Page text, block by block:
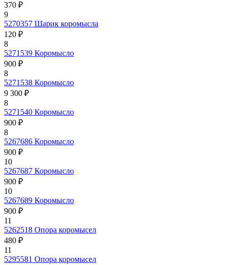
370 ₽
9
5270357 Шарик коромысла
120 ₽
8
5271539 Коромысло
900 ₽
8
5271538 Коромысло
9 300 ₽
8
5271540 Коромысло
900 ₽
8
5267686 Коромысло
900 ₽
10
5267687 Коромысло
900 ₽
10
5267689 Коромысло
900 ₽
11
5262518 Опора коромысел
480 ₽
11
5295581 Опора коромысел